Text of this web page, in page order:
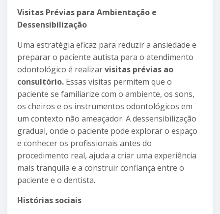
Visitas Prévias para Ambientação e
Dessensibilização
Uma estratégia eficaz para reduzir a ansiedade e
preparar o paciente autista para o atendimento
odontológico é realizarvisitas prévias ao
consultório. Essas visitas permitem que o
paciente se familiarize com o ambiente, os sons,
os cheiros e os instrumentos odontológicos em
um contexto não ameaçador. A dessensibilização
gradual, onde o paciente pode explorar o espaço
e conhecer os profissionais antes do
procedimento real, ajuda a criar uma experiência
mais tranquila e a construir confiança entre o
paciente e o dentista.
Histórias sociais